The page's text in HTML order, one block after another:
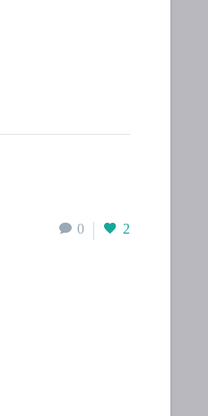
0 2